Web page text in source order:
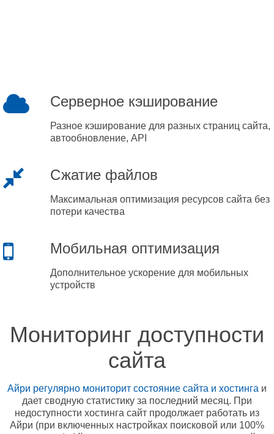
Серверное кэширование
Разное кэширование для разных страниц сайта,
автообновление, API
Сжатие файлов
Максимальная оптимизация ресурсов сайта без
потери качества
Мобильная оптимизация
Дополнительное ускорение для мобильных
устройств
Мониторинг доступности
сайта
Айри регулярно мониторит состояние сайта и хостинга и
дает сводную статистику за последний месяц. При
недоступности хостинга сайт продолжает работать из
Айри (при включенных настройках поисковой или 100%